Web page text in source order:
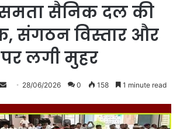
सैनिक दल की
संगठन विस्तार और
पर लगी मुहर
Send
email
28/06/2026 0 158 1 minute read